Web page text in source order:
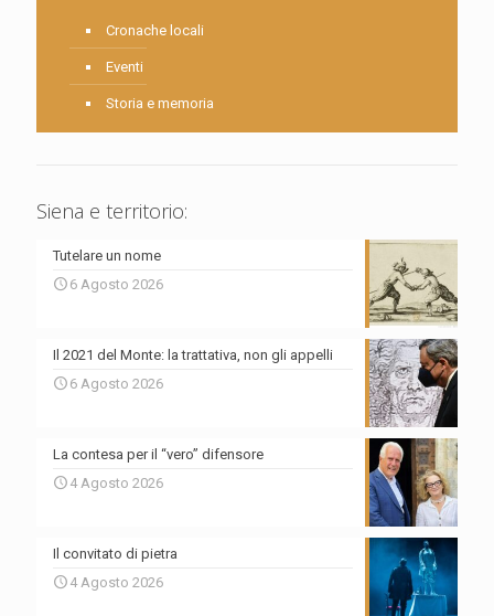
Cronache locali
Eventi
Storia e memoria
Siena e territorio:
Tutelare un nome
6 Agosto 2026
Il 2021 del Monte: la trattativa, non gli appelli
6 Agosto 2026
La contesa per il “vero” difensore
4 Agosto 2026
Il convitato di pietra
4 Agosto 2026